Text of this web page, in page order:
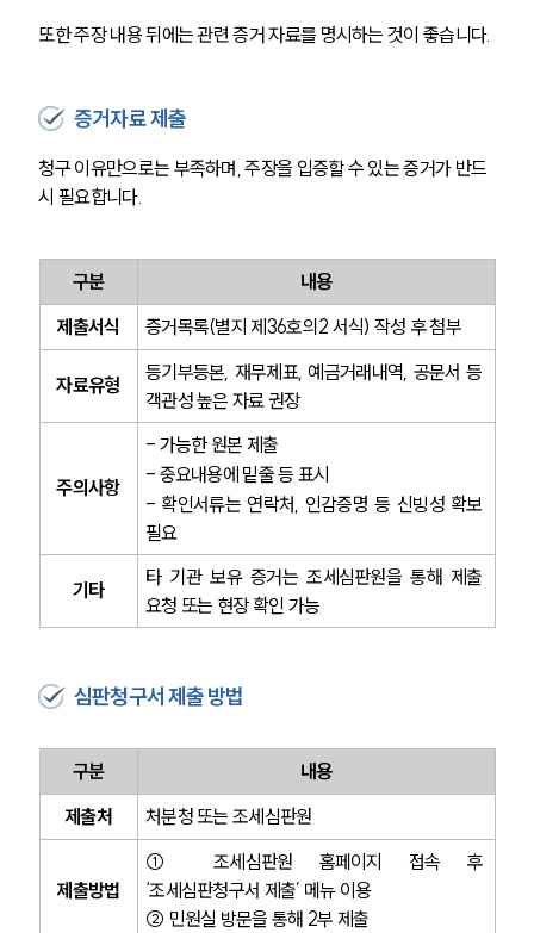
또한 주장 내용 뒤에는 관련 증거 자료를 명시하는 것이 좋습니다.
증거자료 제출
청구 이유만으로는 부족하며, 주장을 입증할 수 있는 증거가 반드
시 필요합니다.
구분
내용
제출서식
증거목록(별지 제36호의2 서식) 작성 후 첨부
자료유형
등기부등본, 재무제표, 예금거래내역, 공문서 등
객관성 높은 자료 권장
주의사항
- 가능한 원본 제출
- 중요내용에 밑줄 등 표시
- 확인서류는 연락처, 인감증명 등 신빙성 확보
필요
기타
타 기관 보유 증거는 조세심판원을 통해 제출
요청 또는 현장 확인 가능
심판청구서 제출 방법
구분
내용
제출처
처분청 또는 조세심판원
제출방법
① 조세심판원 홈페이지 접속 후
‘조세심판청구서 제출’ 메뉴 이용
② 민원실 방문을 통해 2부 제출